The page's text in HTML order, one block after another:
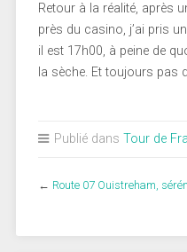
Retour à la réalité, après
près du casino, j’ai pris
il est 17h00, à peine de
la sèche. Et toujours pas
Publié dans Tour de
← Route 07 Ouistreham,